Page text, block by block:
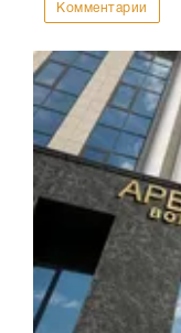
Комментарии